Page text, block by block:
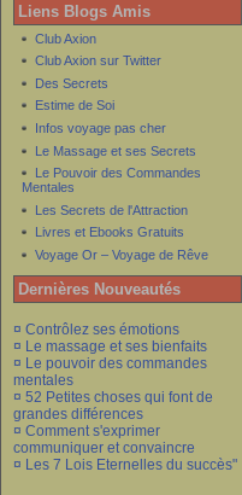
Liens Blogs Amis
Club Axion
Club Axion sur Twitter
Des Secrets
Estime de Soi
Infos voyage pas cher
Le Massage et ses Secrets
Le Pouvoir des Commandes
Mentales
Les Secrets de l'Attraction
Livres et Ebooks Gratuits
Voyage Or – Voyage de Rêve
Dernières Nouveautés
¤ Contrôlez ses émotions
¤ Le massage et ses bienfaits
¤ Le pouvoir des commandes
mentales
¤ 52 Petites choses qui font de
grandes différences
¤ Comment s'exprimer
communiquer et convaincre
¤ Les 7 Lois Eternelles du succès"